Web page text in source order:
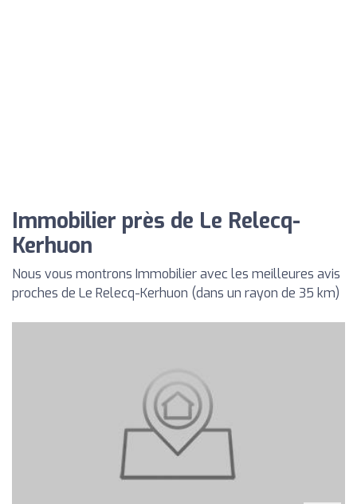
Immobilier près de Le Relecq-
Kerhuon
Nous vous montrons Immobilier avec les meilleures avis
proches de Le Relecq-Kerhuon (dans un rayon de 35 km)